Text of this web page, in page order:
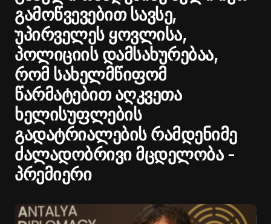
გამოწვევებით სავსე,
უპირველეს ყოვლისა,
პოლიციის დამსახურებაა,
რომ სახელმწიფომ
წარმატებით აღკვეთა
ხელისუფლების
გადატრიალების რამდენიმე
ძალადობრივი მცდელობა -
პრემიერი